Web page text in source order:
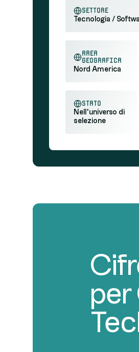
settore
Tecnologia /
area
geografica
Nord America
stato
Nell'universo di
selezione
per